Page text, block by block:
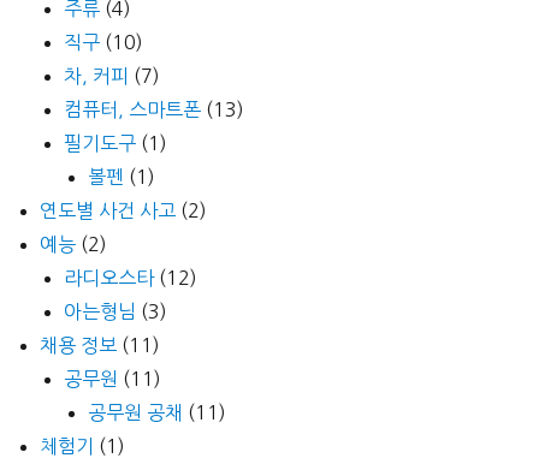
주류 (4)
직구 (10)
차, 커피 (7)
컴퓨터, 스마트폰 (13)
필기도구 (1)
볼펜 (1)
연도별 사건 사고 (2)
예능 (2)
라디오스타(12)
아는형님 (3)
채용 정보 (11)
공무원 (11)
공무원 공채 (11)
체험기
(1)